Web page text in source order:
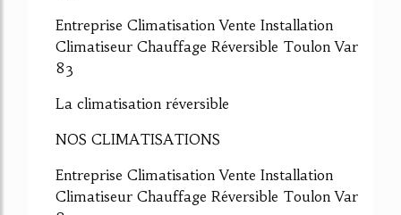
Entreprise Climatisation Vente Installation
Climatiseur Chauffage Réversible Toulon Var
83
La climatisation réversible
NOS CLIMATISATIONS
Entreprise Climatisation Vente Installation
Climatiseur Chauffage Réversible Toulon Var